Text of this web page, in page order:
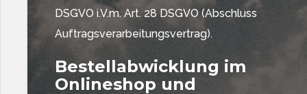
DSGVO i.V.m. Art. 28 DSGVO (Abschluss
Auftragsverarbeitungsvertrag).
Bestellabwicklung im
Onlineshop und